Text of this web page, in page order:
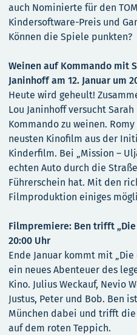
auch Nominierte für den
Kindersoftware-Preis und
Können die Spiele punkten?
Weinen auf Kommando mit
Janinhoff am 12. Januar um
Heute wird geheult!
Lou Janinhoff versucht
Kommando zu weinen.
neusten Kinofilm aus der
Kinderfilm. Bei „Mission –
echten Auto durch die
Führerschein hat. Mit den
Filmproduktion einiges
Filmpremiere: Ben trifft „Die
20:00 Uhr
Ende Januar kommt mit „Die
ein neues Abenteuer des
Kino. Julius Weckauf, Nevio
Justus, Peter und Bob. Ben
München dabei und trifft
auf dem roten Teppich.